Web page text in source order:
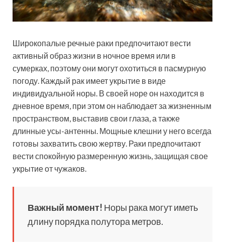
Широкопалые речные раки предпочитают вести
активный образ жизни в ночное время или в
сумерках, поэтому они могут охотиться в пасмурную
погоду. Каждый рак имеет укрытие в виде
индивидуальной норы. В своей норе он находится в
дневное время, при этом он наблюдает за жизненным
пространством, выставив свои глаза, а также
длинные усы-антенны. Мощные клешни у него всегда
готовы захватить свою жертву. Раки предпочитают
вести спокойную размеренную жизнь, защищая свое
укрытие от чужаков.
Важный момент! Норы рака могут иметь
длину порядка полутора метров.